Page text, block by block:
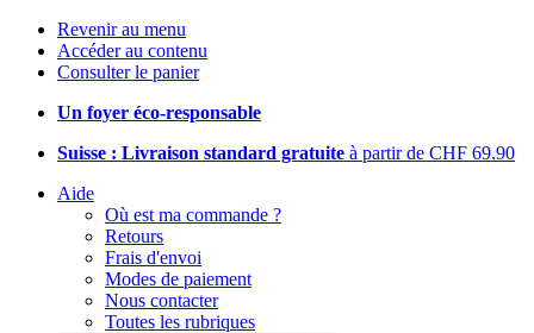
Revenir au menu
Accéder au contenu
Consulter le panier
Un foyer éco-responsable
Suisse : Livraison standard gratuite à partir de CHF 69.90
Aide
Où est ma commande ?
Retours
Frais d'envoi
Modes de paiement
Nous contacter
Toutes les rubriques